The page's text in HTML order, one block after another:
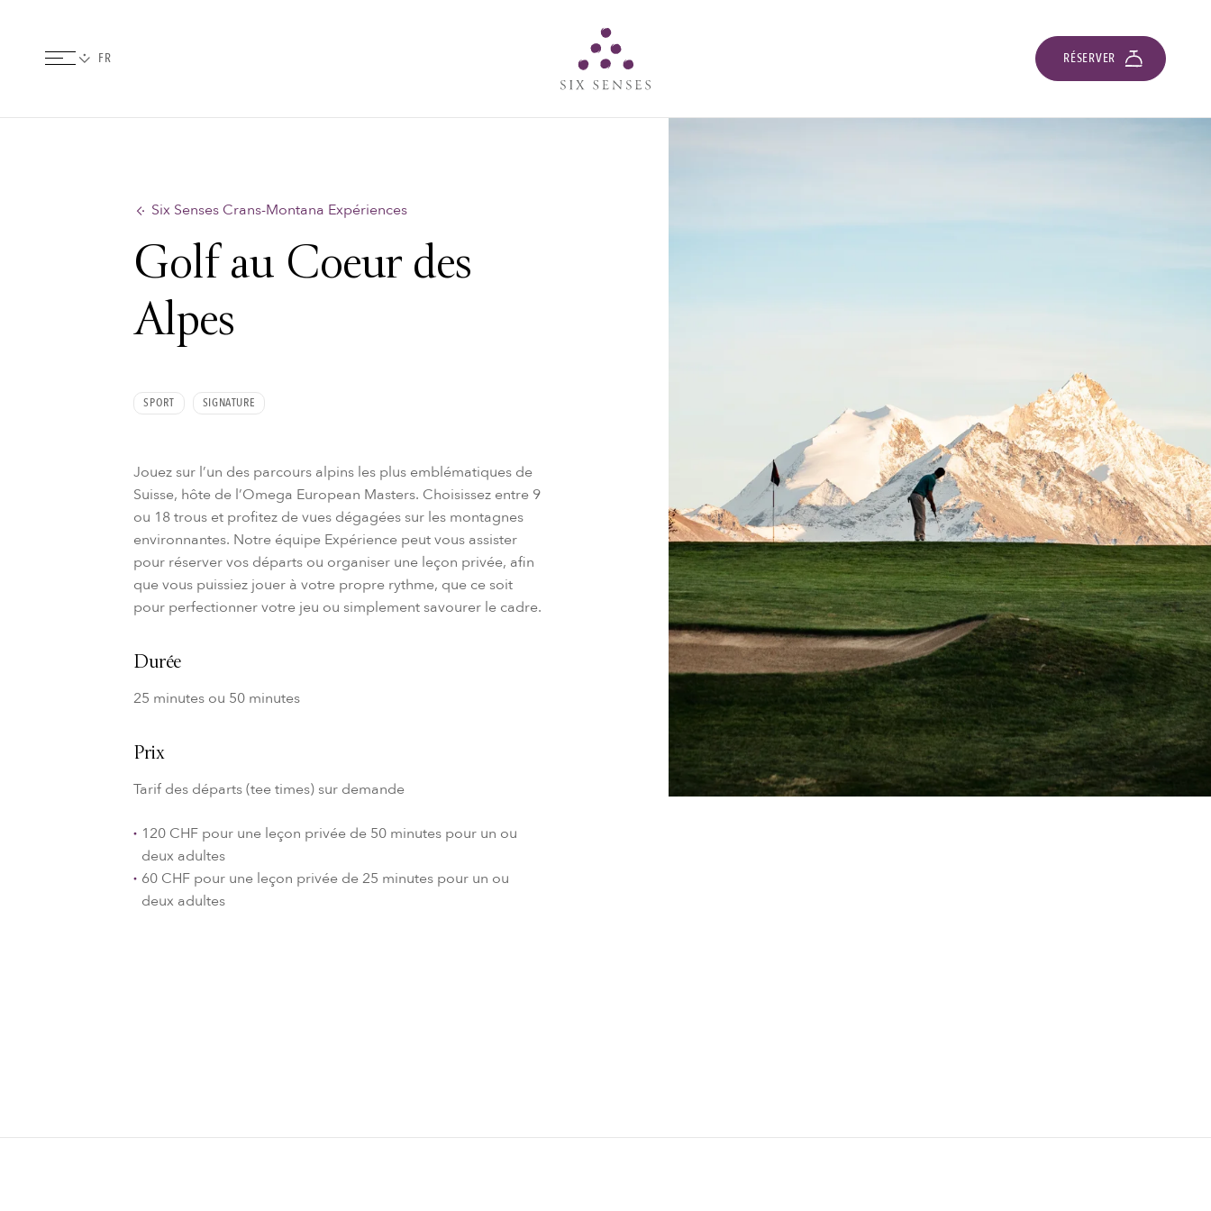
RÉSERVER
Six Senses Crans-Montana Expériences
Golf au Coeur des
Alpes
SPORT SIGNATURE
Jouez sur l’un des parcours alpins les plus emblématiques de
Suisse, hôte de l’Omega European Masters. Choisissez entre 9
ou 18 trous et profitez de vues dégagées sur les montagnes
environnantes. Notre équipe Expérience peut vous assister
pour réserver vos départs ou organiser une leçon privée, afin
que vous puissiez jouer à votre propre rythme, que ce soit
pour perfectionner votre jeu ou simplement savourer le cadre.
Durée
25 minutes ou 50 minutes
Prix
Tarif des départs (tee times) sur demande
120 CHF pour une leçon privée de 50 minutes pour un ou
deux adultes
60 CHF pour une leçon privée de 25 minutes pour un ou
deux adultes